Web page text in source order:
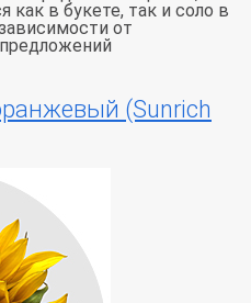
в букете, так и соло в
от
(Sunrich